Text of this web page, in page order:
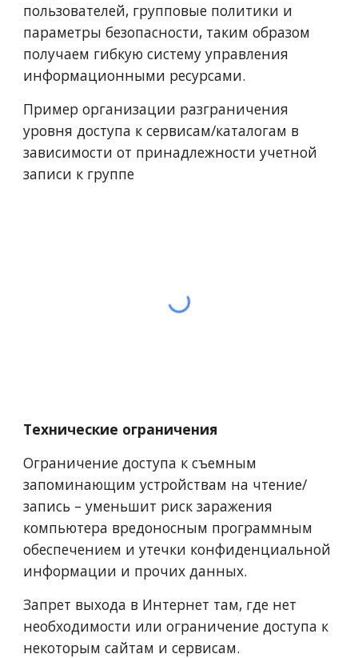
пользователей, групповые политики и
параметры безопасности, таким образом
получаем гибкую систему управления
информационными ресурсами.
Пример организации разграничения
уровня доступа к сервисам/каталогам в
зависимости от принадлежности учетной
записи к группе
Технические ограничения
Ограничение доступа к съемным
запоминающим устройствам на чтение/
запись – уменьшит риск заражения
компьютера вредоносным программным
обеспечением и утечки конфиденциальной
информации и прочих данных.
Запрет выхода в Интернет там, где нет
необходимости или ограничение доступа к
некоторым сайтам и сервисам.